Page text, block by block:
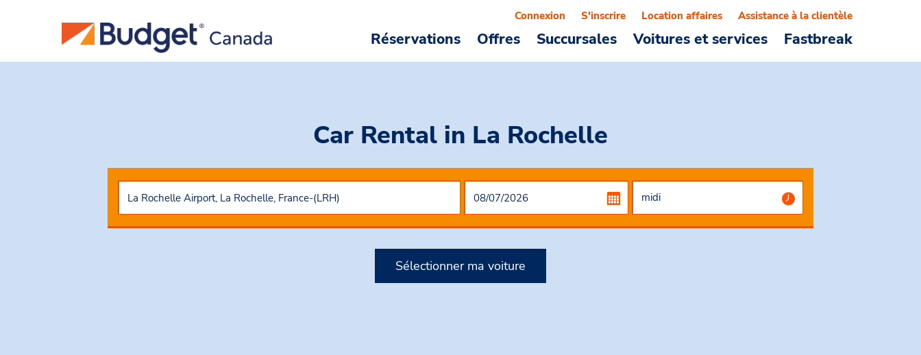
Réservations Offres Succursales Voitures et services Fastbreak
Connexion S'inscrire Location affaires Assistance à la clientèle
Car Rental in La Rochelle
Sélectionner ma voiture